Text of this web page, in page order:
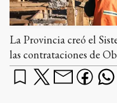
La Provincia creó el
las contrataciones de